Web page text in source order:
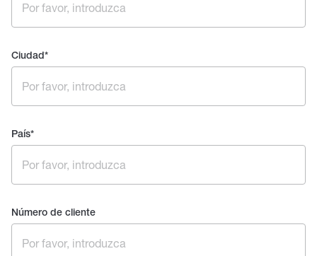
Ciudad*
País*
Número de cliente